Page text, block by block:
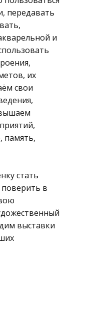
передавать
и
их
свои
память,
стать
в
выставки